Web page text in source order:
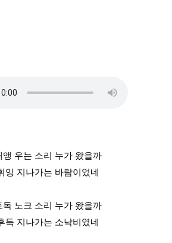
앵 우는 소리 누가 왔을까
잉 지나가는 바람이었네
독 노크 소리 누가 왔을까
득 지나가는 소낙비였네